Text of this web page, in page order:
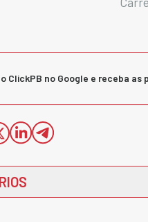
ClickPB no Google e receba